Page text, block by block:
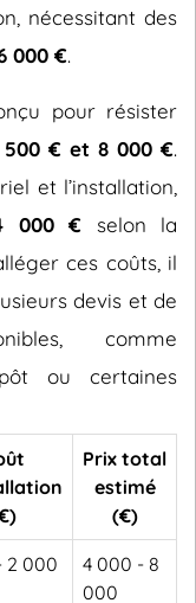
nécessitant des
000 €.
pour résister
€ et 8 000 €.
et l’installation,
000 € selon la
ces coûts, il
devis et de
comme
ou certaines
Prix total
estimé
(€)
2 000
4 000 - 8
000